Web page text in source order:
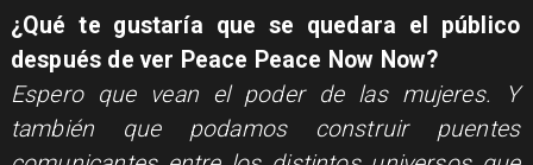
¿Qué te gustaría que se quedara el público
después de ver Peace Peace Now Now?
Espero que vean el poder de las mujeres. Y
también que podamos construir puentes